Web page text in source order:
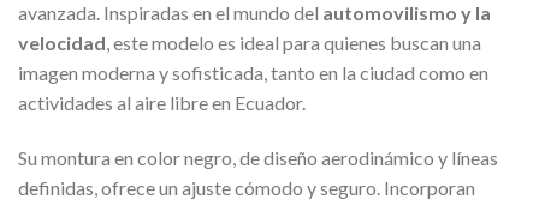
avanzada. Inspiradas en el mundo del automovilismo y la
velocidad, este modelo es ideal para quienes buscan una
imagen moderna y sofisticada, tanto en la ciudad como en
actividades al aire libre en Ecuador.
Su montura en color negro, de diseño aerodinámico y líneas
definidas, ofrece un ajuste cómodo y seguro. Incorporan